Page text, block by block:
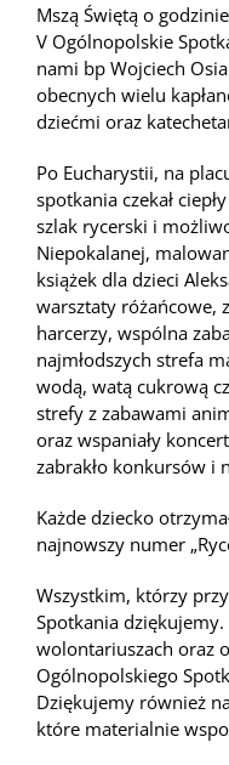
Mszą Świętą o
V Ogólnopolskie
nami bp Wojciech
obecnych wielu
dziećmi oraz
Po Eucharystii, na
spotkania czekał
szlak rycerski i
Niepokalanej,
książek dla dzieci
warsztaty różańcowe,
harcerzy, wspólna
najmłodszych strefa
wodą, watą cukrową
strefy z zabawami
oraz wspaniały
zabrakło konkursów i
Każde dziecko
najnowszy numer
Wszystkim, którzy
Spotkania
wolontariuszach oraz
Ogólnopolskiego
Dziękujemy również
które materialnie